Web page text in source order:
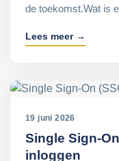
de toekomst.Wat is
Lees meer →
19 juni 2026
Single Sign-
inloggen